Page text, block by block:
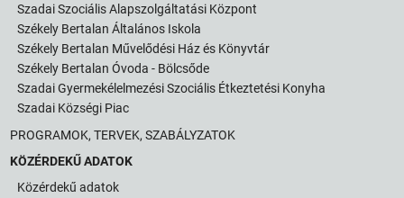
Szadai Szociális Alapszolgáltatási Központ
Székely Bertalan Általános Iskola
Székely Bertalan Művelődési Ház és Könyvtár
Székely Bertalan Óvoda - Bölcsőde
Szadai Gyermekélelmezési Szociális Étkeztetési Konyha
Szadai Községi Piac
PROGRAMOK, TERVEK, SZABÁLYZATOK
KÖZÉRDEKŰ ADATOK
Közérdekű adatok